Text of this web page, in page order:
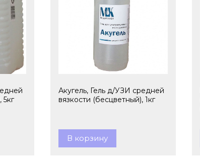
5кг
Акугель, Гель д/УЗИ средней
вязкости (бесцветный), 1кг
В корзину